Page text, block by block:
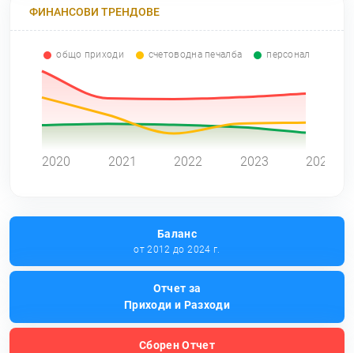
ФИНАНСОВИ ТРЕНДОВЕ
общо приходи счетоводна печалба персонал
2020 2021 2022 2023 2024
Баланс
от 2012 до 2024 г.
Отчет за
Приходи и Разходи
Сборен Отчет